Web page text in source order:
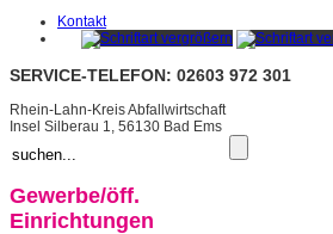
Kontakt
SERVICE-TELEFON: 02603 972 301
Rhein-Lahn-Kreis Abfallwirtschaft
Insel Silberau 1, 56130 Bad Ems
Gewerbe/öff.
Einrichtungen